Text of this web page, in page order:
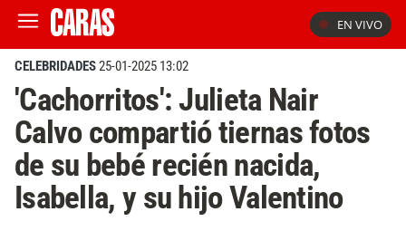
EN VIVO
CELEBRIDADES25-01-2025 13:02
'Cachorritos': Julieta Nair
Calvo compartió tiernas fotos
de su bebé recién nacida,
Isabella, y su hijo Valentino